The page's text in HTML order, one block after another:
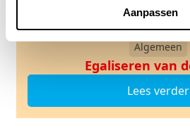
Aanpassen
Algemeen
Egaliseren van
Lees verder